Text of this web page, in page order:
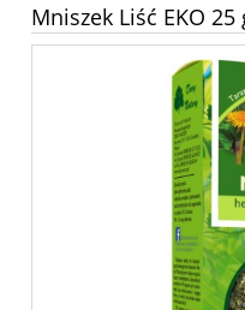
Mniszek Liść EKO